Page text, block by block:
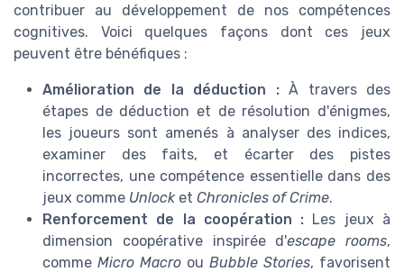
contribuer au développement de nos compétences
cognitives. Voici quelques façons dont ces jeux
peuvent être bénéfiques :
Amélioration de la déduction :À travers des
étapes de déduction et de résolution d'énigmes,
les joueurs sont amenés à analyser des indices,
examiner des faits, et écarter des pistes
incorrectes, une compétence essentielle dans des
jeux comme Unlocket Chronicles of Crime.
Renforcement de la coopération : Les jeux à
dimension coopérative inspirée d'escape rooms,
comme Micro Macro ou Bubble Stories, favorisent